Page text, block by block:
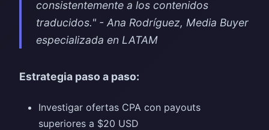
consistentemente a los contenidos
traducidos." - Ana Rodríguez, Media Buyer
especializada en LATAM
Estrategia paso a paso:
Investigar ofertas CPA con payouts
superiores a $20 USD